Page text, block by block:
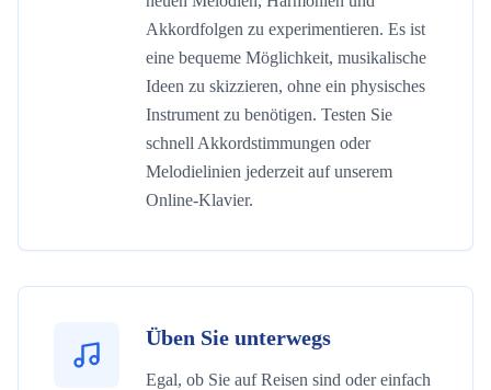
Akkordfolgen zu experimentieren. Es ist
eine bequeme Möglichkeit, musikalische
Ideen zu skizzieren, ohne ein physisches
Instrument zu benötigen. Testen Sie
schnell Akkordstimmungen oder
Melodielinien jederzeit auf unserem
Online-Klavier.
Üben Sie unterwegs
Egal, ob Sie auf Reisen sind oder einfach